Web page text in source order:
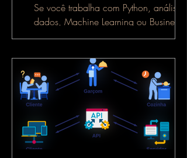
Se você trabalha com Python, análise de
dados, Machine Learning ou Business
Intelligence, é muito provável que já